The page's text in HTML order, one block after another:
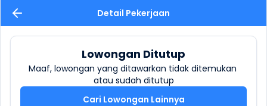
Detail Pekerjaan
Lowongan Ditutup
Maaf, lowongan yang ditawarkan tidak ditemukan
atau sudah ditutup
Cari Lowongan Lainnya